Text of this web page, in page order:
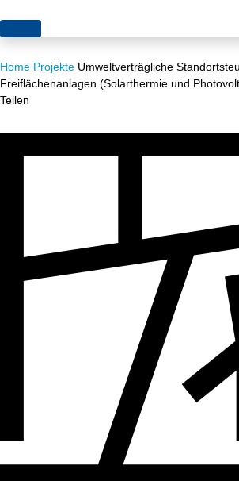
Themen
Akzeptanz
Europa
Märkte
Projekte
Publikationen
Über uns
Home Projekte Umweltverträgliche
Freiflächenanlagen (Solarthermie und
Teilen